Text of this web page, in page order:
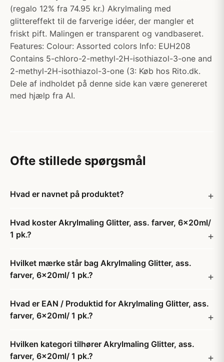
(regalo 12% fra 74.95 kr.) Akrylmaling med
glittereffekt til de farverige idéer, der mangler et
friskt pift. Malingen er transparent og vandbaseret.
Features: Colour: Assorted colors Info: EUH208
Contains 5-chloro-2-methyl-2H-isothiazol-3-one and
2-methyl-2H-isothiazol-3-one (3: Køb hos Rito.dk.
Dele af indholdet på denne side kan være genereret
med hjælp fra AI.
Ofte stillede spørgsmål
Hvad er navnet på produktet?
Hvad koster Akrylmaling Glitter, ass. farver, 6x20ml/
1 pk.?
Hvilket mærke står bag Akrylmaling Glitter, ass.
farver, 6x20ml/ 1 pk.?
Hvad er EAN / Produktid for Akrylmaling Glitter, ass.
farver, 6x20ml/ 1 pk.?
Hvilken kategori tilhører Akrylmaling Glitter, ass.
farver, 6x20ml/ 1 pk.?